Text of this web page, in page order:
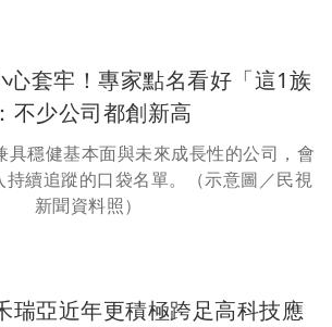
具穩健基本面與未來成長性的公司，會
持續追蹤的口袋名單。（示意圖／民視
新聞資料照）
瑞亞近年更積極跨足高科技應